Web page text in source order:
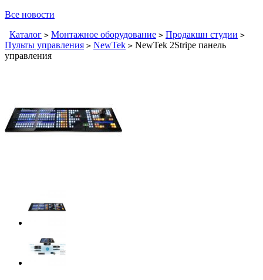
Все новости
Каталог > Монтажное оборудование > Продакшн студии >
Пульты управления > NewTek > NewTek 2Stripe панель
управления